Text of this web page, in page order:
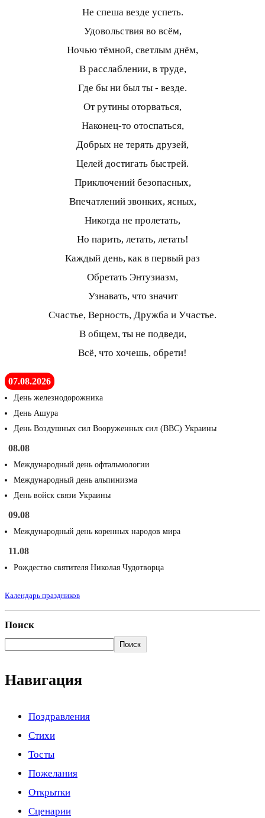
Не спеша везде успеть.
Удовольствия во всём,
Ночью тёмной, светлым днём,
В расслаблении, в труде,
Где бы ни был ты - везде.
От рутины оторваться,
Наконец-то отоспаться,
Добрых не терять друзей,
Целей достигать быстрей.
Приключений безопасных,
Впечатлений звонких, ясных,
Никогда не пролетать,
Но парить, летать, летать!
Каждый день, как в первый раз
Обретать Энтузиазм,
Узнавать, что значит
Счастье, Верность, Дружба и Участье.
В общем, ты не подведи,
Всё, что хочешь, обрети!
07.08.2026
День железнодорожника
День Ашура
День Воздушных сил Вооруженных сил (ВВС) Украины
08.08
Международный день офтальмологии
Международный день альпинизма
День войск связи Украины
09.08
Международный день коренных народов мира
11.08
Рождество святителя Николая Чудотворца
Календарь праздников
Поиск
Поиск
Навигация
Поздравления
Стихи
Тосты
Пожелания
Открытки
Сценарии